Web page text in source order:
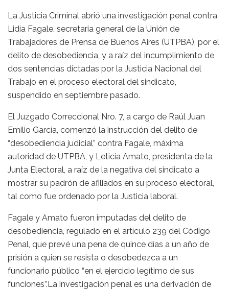
La Justicia Criminal abrió una investigación penal contra
Lidia Fagale, secretaria general de la Unión de
Trabajadores de Prensa de Buenos Aires (UTPBA), por el
delito de desobediencia, y a raíz del incumplimiento de
dos sentencias dictadas por la Justicia Nacional del
Trabajo en el proceso electoral del sindicato,
suspendido en septiembre pasado.
El Juzgado Correccional Nro. 7, a cargo de Raúl Juan
Emilio García, comenzó la instrucción del delito de
“desobediencia judicial” contra Fagale, máxima
autoridad de UTPBA, y Leticia Amato, presidenta de la
Junta Electoral, a raíz de la negativa del sindicato a
mostrar su padrón de afiliados en su proceso electoral,
tal como fue ordenado por la Justicia laboral.
Fagale y Amato fueron imputadas del delito de
desobediencia, regulado en el artículo 239 del Código
Penal, que prevé una pena de quince días a un año de
prisión a quien se resista o desobedezca a un
funcionario público “en el ejercicio legítimo de sus
funciones”.La investigación penal es una derivación de